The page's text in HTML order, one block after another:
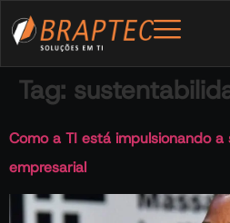
Tag:
Como a TI está impulsionando
empresarial